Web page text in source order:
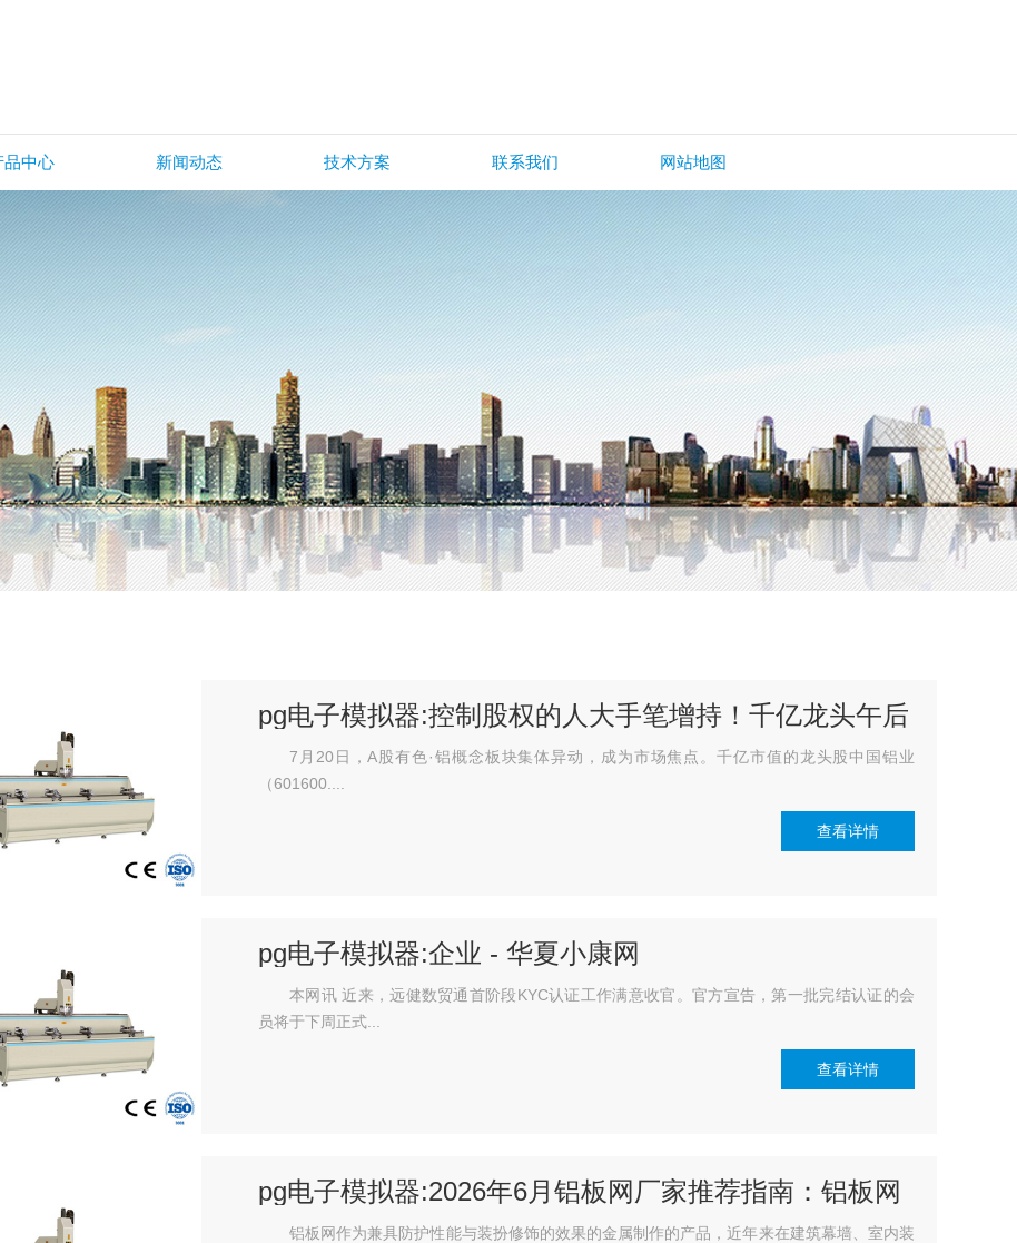
品中心 新闻动态 技术方案 联系我们 网站地图
pg电子模拟器:控制股权的人大手笔增持！千亿龙头午后
7月20日，A股有色·铝概念板块集体异动，成为市场焦点。千亿市值的龙头股中国铝业
（601600....
查看详情
pg电子模拟器:企业 - 华夏小康网
本网讯 近来，远健数贸通首阶段KYC认证工作满意收官。官方宣告，第一批完结认证的会
员将于下周正式...
查看详情
pg电子模拟器:2026年6月铝板网厂家推荐指南：铝板网
公司优选！
铝板网作为兼具防护性能与装扮修饰的效果的金属制作的产品，近年来在建筑幕墙、室内装